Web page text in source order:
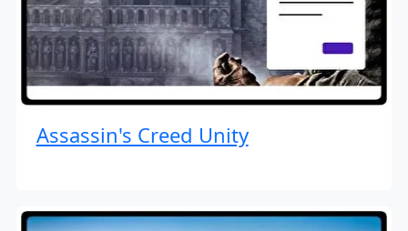
Assassin's Creed Unity